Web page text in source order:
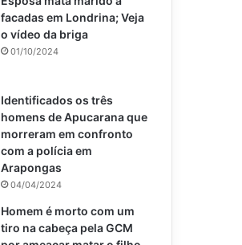
facadas em Londrina; Veja
o vídeo da briga
01/10/2024
Identificados os três
homens de Apucarana que
morreram em confronto
com a polícia em
Arapongas
04/04/2024
Homem é morto com um
tiro na cabeça pela GCM